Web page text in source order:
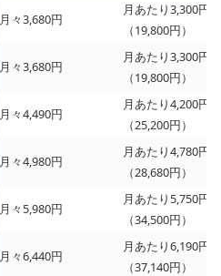
月々3,680円
月あたり3,300円
（19,800円）
月々3,680円
月あたり3,300円
（19,800円）
月々4,490円
月あたり4,200円
（25,200円）
月々4,980円
月あたり4,780円
（28,680円）
月々5,980円
月あたり5,750円
（34,500円）
月々6,440円
月あたり6,190円
（37,140円）